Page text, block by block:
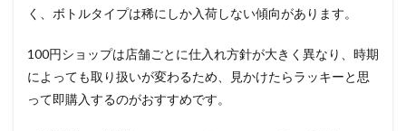
く、ボトルタイプは稀にしか入荷しない傾向があります。
100円ショップは店舗ごとに仕入れ方針が大きく異なり、時期
によっても取り扱いが変わるため、見かけたらラッキーと思
って即購入するのがおすすめです。